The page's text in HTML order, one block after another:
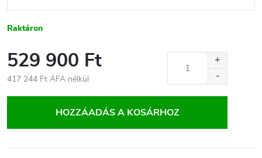
Raktáron
529 900 Ft
417 244 Ft ÁFA nélkül
HOZZÁADÁS A KOSÁRHOZ